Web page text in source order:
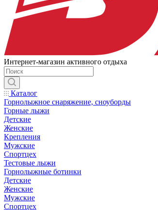
Интернет-магазин активного отдыха
Каталог
Горнолыжное снаряжение, сноуборды
Горные лыжи
Детские
Женские
Крепления
Мужские
Спортцех
Тестовые лыжи
Горнолыжные ботинки
Детские
Женские
Мужские
Спортцех